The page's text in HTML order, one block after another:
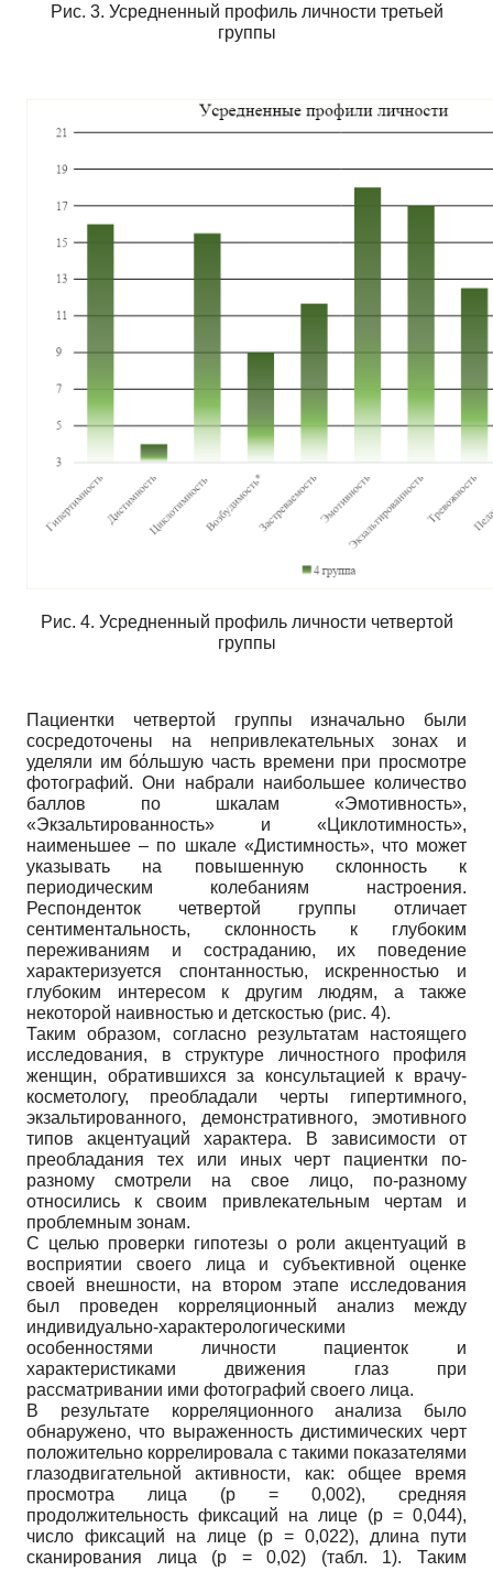
Рис. 3. Усредненный профиль личности третьей
группы
Рис. 4. Усредненный профиль личности четвертой
группы
Пациентки четвертой группы изначально были
сосредоточены на непривлекательных зонах и
уделяли им бόльшую часть времени при просмотре
фотографий. Они набрали наибольшее количество
баллов по шкалам «Эмотивность»,
«Экзальтированность» и «Циклотимность»,
наименьшее – по шкале «Дистимность», что может
указывать на повышенную склонность к
периодическим колебаниям настроения.
Респонденток четвертой группы отличает
сентиментальность, склонность к глубоким
переживаниям и состраданию, их поведение
характеризуется спонтанностью, искренностью и
глубоким интересом к другим людям, а также
некоторой наивностью и детскостью (рис. 4).
Таким образом, согласно результатам настоящего
исследования, в структуре личностного профиля
женщин, обратившихся за консультацией к врачу-
косметологу, преобладали черты гипертимного,
экзальтированного, демонстративного, эмотивного
типов акцентуаций характера. В зависимости от
преобладания тех или иных черт пациентки по-
разному смотрели на свое лицо, по-разному
относились к своим привлекательным чертам и
проблемным зонам.
С целью проверки гипотезы о роли акцентуаций в
восприятии своего лица и субъективной оценке
своей внешности, на втором этапе исследования
был проведен корреляционный анализ между
индивидуально-характерологическими
особенностями личности пациенток и
характеристиками движения глаз при
рассматривании ими фотографий своего лица.
В результате корреляционного анализа было
обнаружено, что выраженность дистимических черт
положительно коррелировала с такими показателями
глазодвигательной активности, как: общее время
просмотра лица (р = 0,002), средняя
продолжительность фиксаций на лице (р = 0,044),
число фиксаций на лице (р = 0,022), длина пути
сканирования лица (р = 0,02) (табл. 1). Таким